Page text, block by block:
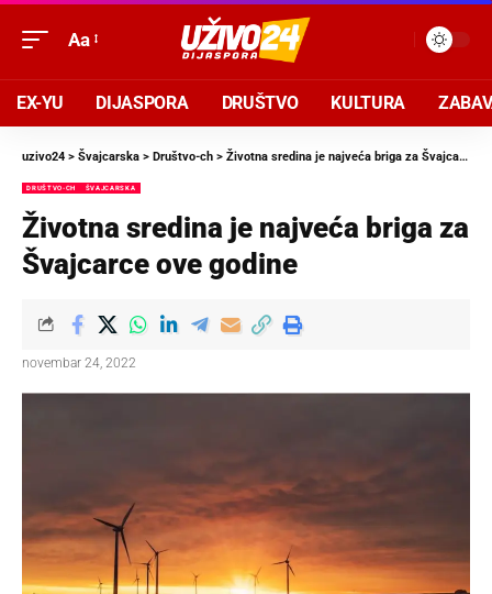
Aa
EX-YU DIJASPORA DRUŠTVO KULTURA
uzivo24 > Švajcarska > Društvo-ch > Životna sredina je najveća briga za Švajcarce ove godine
DRUŠTVO-CH ŠVAJCARSKA
Životna sredina je najveća briga za
Švajcarce ove godine
novembar 24, 2022